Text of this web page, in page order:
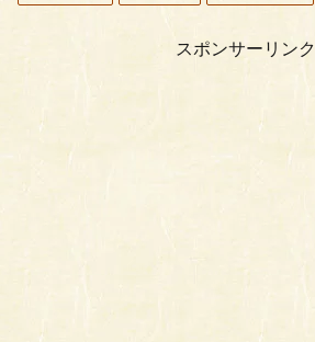
スポンサーリンク